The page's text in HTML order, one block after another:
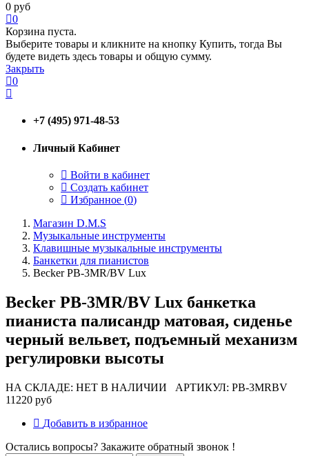
0 руб
0
Корзина пуста.
Выберите товары и кликните на кнопку Купить, тогда Вы
будете видеть здесь товары и общую сумму.
Закрыть
0
+7 (495) 971-48-53
Личный Кабинет
Войти в кабинет
Создать кабинет
Избранное (0)
Магазин D.M.S
Музыкальные инструменты
Клавишные музыкальные инструменты
Банкетки для пианистов
Becker PB-3MR/BV Lux
Becker PB-3MR/BV Lux банкетка
пианиста палисандр матовая, сиденье
черный вельвет, подъемный механизм
регулировки высоты
НА СКЛАДЕ: НЕТ В НАЛИЧИИ АРТИКУЛ: PB-3MRBV
11220 руб
Добавить в избранное
Остались вопросы? Закажите обратный звонок !